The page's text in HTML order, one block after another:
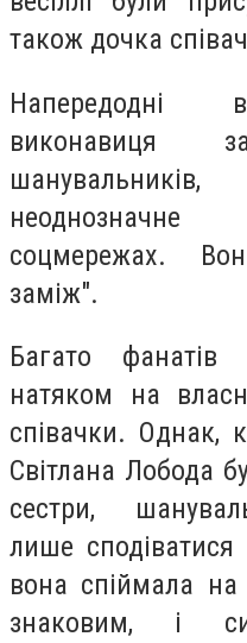
також дочка
Напередодні
виконавиця
соцмережах.
заміж".
Багато
натяком на
співачки. Однак,
Світлана Лобода
сестри,
лише
вона спіймала на
знаковим, і